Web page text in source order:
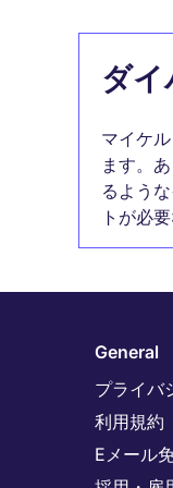
ダ
マイケ
ます。
るよう
トが必
General
プライバ
利用規約
Eメール